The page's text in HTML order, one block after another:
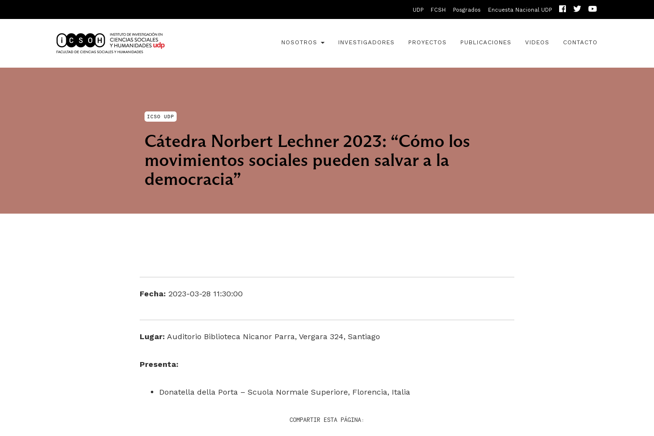
UDP FCSH Posgrados Encuesta Nacional UDP
NOSOTROS INVESTIGADORES PROYECTOS PUBLICACIONES VIDEOS CONTACTO
ICSO UDP
Cátedra Norbert Lechner 2023: “Cómo los
movimientos sociales pueden salvar a la
democracia”
Fecha: 2023-03-28 11:30:00
Lugar: Auditorio Biblioteca Nicanor Parra, Vergara 324, Santiago
Presenta:
Donatella della Porta – Scuola Normale Superiore, Florencia, Italia
COMPARTIR ESTA PÁGINA: